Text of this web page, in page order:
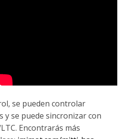
se pueden controlar
y se puede sincronizar con
Encontrarás más